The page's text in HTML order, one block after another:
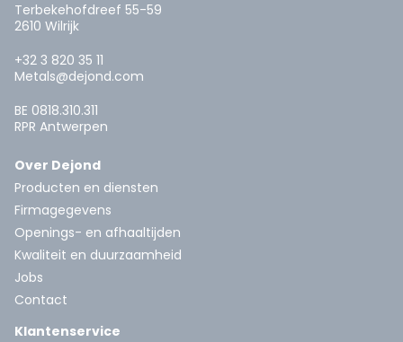
Terbekehofdreef 55-59
2610 Wilrijk
+32 3 820 35 11
Metals@dejond.com
BE 0818.310.311
RPR Antwerpen
Over Dejond
Producten en diensten
Firmagegevens
Openings- en afhaaltijden
Kwaliteit en duurzaamheid
Jobs
Contact
Klantenservice